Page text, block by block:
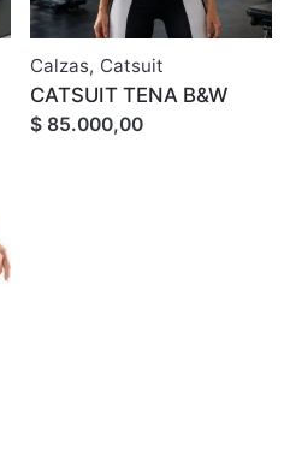
Calzas, Catsuit
CATSUIT TENA B&W
$ 85.000,00